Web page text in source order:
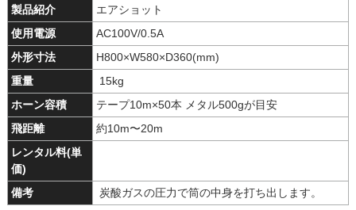
製品紹介
エアショット
使用電源
AC100V/0.5A
外形寸法
H800×W580×D360(mm)
重量
15kg
ホーン容積
テープ10m×50本 メタル500gが目安
飛距離
約10m〜20m
レンタル料(単
価)
備考
炭酸ガスの圧力で筒の中身を打ち出します。